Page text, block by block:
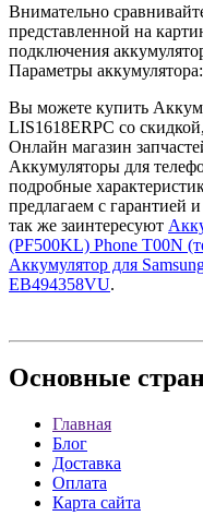
Внимательно
представленной на
подключения
Параметры
Вы можете купить
LIS1618ERPC со
Онлайн магазин
Аккумуляторы для
подробные
предлагаем с гарантией
так же заинтересуют
(PF500KL) Phone T00N
Аккумулятор для
EB494358VU.
Основные
Главная
Блог
Доставка
Оплата
Карта сайта